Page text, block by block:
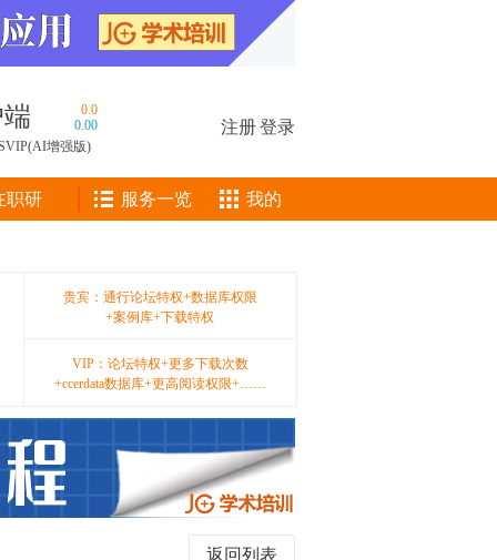
0.0
0.00
增强版)
注册登录
职研 服务一览 我的
贵宾：通行论坛特权+数据库权限
+案例库+下载特权
VIP：论坛特权+更多下载次数
+ccerdata数据库+更高阅读权限+……
返回列表